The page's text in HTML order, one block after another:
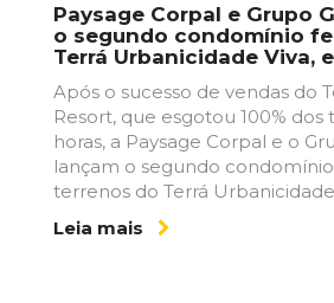
Paysage Corpal e Grupo
o segundo condomínio
Terrá Urbanicidade Viva,
Após o sucesso de vendas do
Resort, que esgotou 100%
horas, a Paysage Corpal e o
lançam o segundo
terrenos do Terrá Urbanicidade
Leia mais